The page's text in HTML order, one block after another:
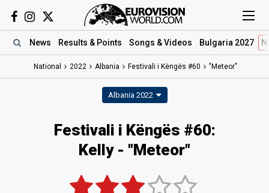
News Results & Points Songs & Videos Bulgaria 2027
National 2022 Albania Festivali i Këngës #60 "Meteor"
Albania 2022
Festivali i Këngës #60:
Kelly - "Meteor"